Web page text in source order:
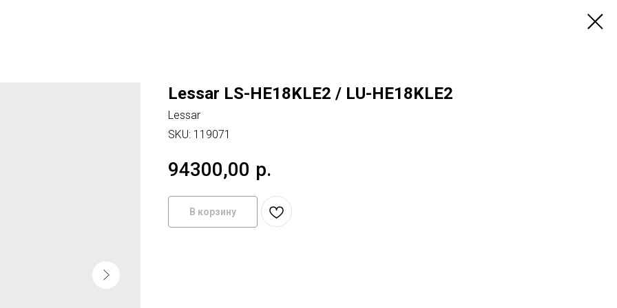
Lessar LS-HE18KLE2 / LU-HE18KLE2
Lessar
SKU: 119071
94300,00 р.
В корзину